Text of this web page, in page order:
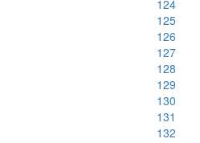
124
125
126
127
128
129
130
131
132